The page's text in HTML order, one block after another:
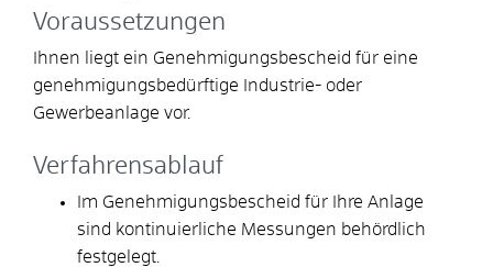
Voraussetzungen
Ihnen liegt ein Genehmigungsbescheid für eine
genehmigungsbedürftige Industrie- oder
Gewerbeanlage vor.
Verfahrensablauf
Im Genehmigungsbescheid für Ihre Anlage
sind kontinuierliche Messungen behördlich
festgelegt.